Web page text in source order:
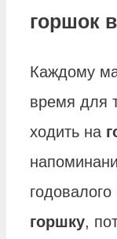
горшок
Каждому
время для
ходить на
горшку,